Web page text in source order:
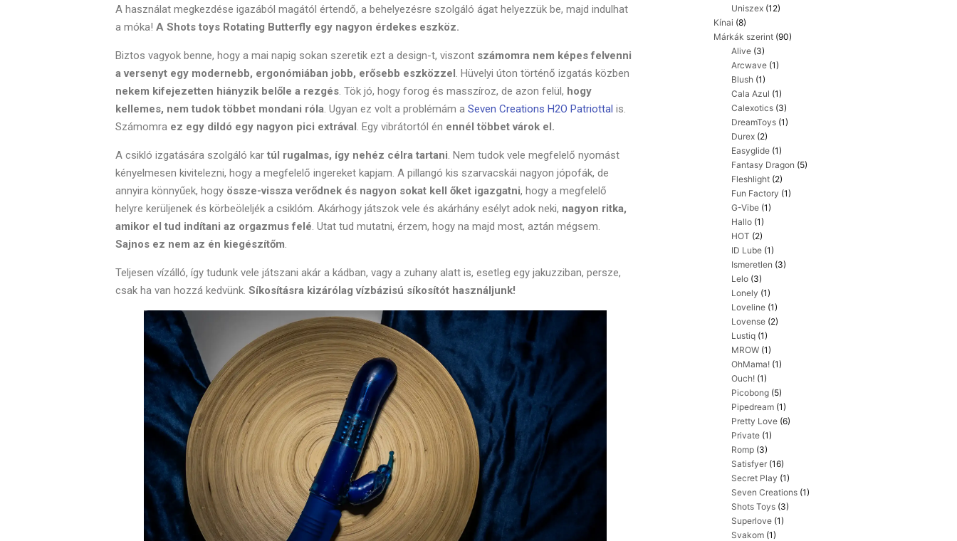
A használat megkezdése igazából magától értendő, a behelyezésre szolgáló ágat helyezzük be, majd indulhat
a móka! A Shots toys Rotating Butterfly egy nagyon érdekes eszköz.
Biztos vagyok benne, hogy a mai napig sokan szeretik ezt a design-t, viszont számomra nem képes felvenni
a versenyt egy modernebb, ergonómiában jobb, erősebb eszközzel. Hüvelyi úton történő izgatás közben
nekem kifejezetten hiányzik belőle a rezgés. Tök jó, hogy forog és masszíroz, de azon felül, hogy
kellemes, nem tudok többet mondani róla. Ugyan ez volt a problémám a Seven Creations H2O Patriottal is.
Számomra ez egy dildó egy nagyon pici extrával. Egy vibrátortól én ennél többet várok el.
A csikló izgatására szolgáló kar túl rugalmas, így nehéz célra tartani. Nem tudok vele megfelelő nyomást
kényelmesen kivitelezni, hogy a megfelelő ingereket kapjam. A pillangó kis szarvacskái nagyon jópofák, de
annyira könnyűek, hogy össze-vissza verődnek és nagyon sokat kell őket igazgatni, hogy a megfelelő
helyre kerüljenek és körbeöleljék a csiklóm. Akárhogy játszok vele és akárhány esélyt adok neki, nagyon ritka,
amikor el tud indítani az orgazmus felé. Utat tud mutatni, érzem, hogy na majd most, aztán mégsem.
Sajnos ez nem az én kiegészítőm.
Teljesen vízálló, így tudunk vele játszani akár a kádban, vagy a zuhany alatt is, esetleg egy jakuzziban, persze,
csak ha van hozzá kedvünk. Síkosításra kizárólag vízbázisú síkosítót használjunk!
Uniszex (12)
Kínai (8)
Márkák szerint (90)
Alive (3)
Arcwave (1)
Blush (1)
Cala Azul (1)
Calexotics (3)
DreamToys (1)
Durex (2)
Easyglide (1)
Fantasy Dragon (5)
Fleshlight (2)
Fun Factory (1)
G-Vibe (1)
Hallo (1)
HOT (2)
ID Lube (1)
Ismeretlen (3)
Lelo (3)
Lonely (1)
Loveline (1)
Lovense (2)
Lustiq (1)
MROW (1)
OhMama! (1)
Ouch! (1)
Picobong (5)
Pipedream (1)
Pretty Love (6)
Private (1)
Romp (3)
Satisfyer (16)
Secret Play (1)
Seven Creations (1)
Shots Toys (3)
Superlove (1)
Svakom (1)